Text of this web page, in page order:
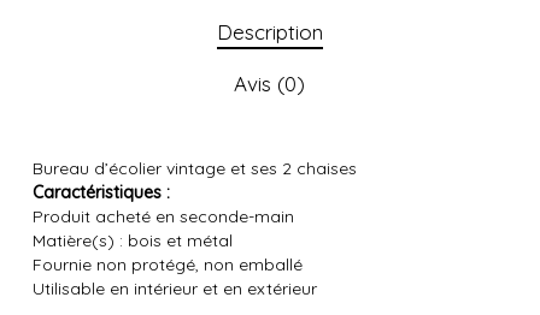
Description
Avis (0)
Bureau d’écolier vintage et ses 2 chaises
Caractéristiques :
Produit acheté en seconde-main
Matière(s) : bois et métal
Fournie non protégé, non emballé
Utilisable en intérieur et en extérieur